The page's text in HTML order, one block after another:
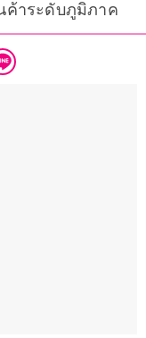
ค้าระดับภูมิภาค